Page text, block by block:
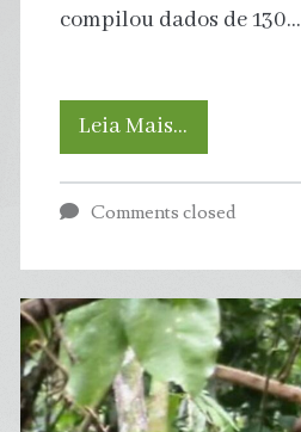
compilou dados de 130…
Leia Mais…
de
o
lixo
Comments closed